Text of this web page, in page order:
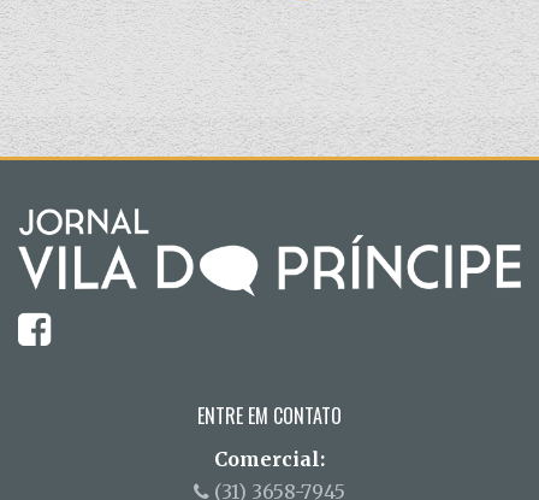
ENTRE EM CONTATO
Comercial:
(31) 3658-7945